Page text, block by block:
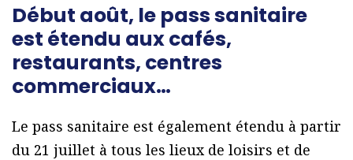
Début août, le pass sanitaire
est étendu aux cafés,
restaurants, centres
commerciaux…
Le pass sanitaire est également étendu à partir
du 21 juillet à tous les lieux de loisirs et de